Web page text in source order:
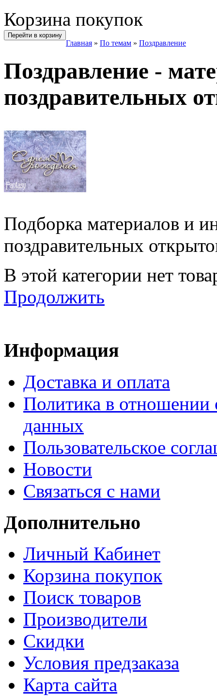
Корзина покупок
Перейти в корзину
Главная » По темам » Поздравление
Поздравление -
поздравительных
Подборка материалов и
поздравительных
В этой категории нет
Продолжить
Информация
Доставка и оплата
Политика в отношении
данных
Пользовательское
Новости
Связаться с нами
Дополнительно
Личный Кабинет
Корзина покупок
Поиск товаров
Производители
Скидки
Условия предзаказа
Карта сайта